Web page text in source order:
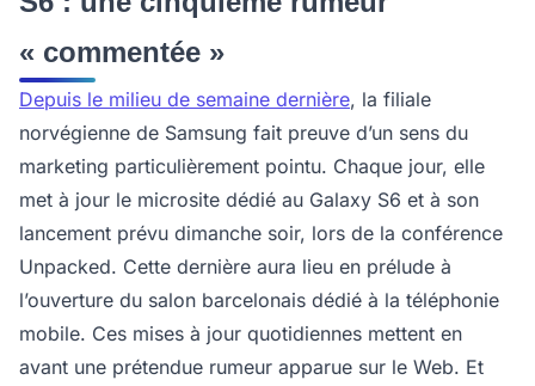
« commentée »
Depuis le milieu de semaine dernière, la filiale
norvégienne de Samsung fait preuve d’un sens du
marketing particulièrement pointu. Chaque jour, elle
met à jour le microsite dédié au Galaxy S6 et à son
lancement prévu dimanche soir, lors de la conférence
Unpacked. Cette dernière aura lieu en prélude à
l’ouverture du salon barcelonais dédié à la téléphonie
mobile. Ces mises à jour quotidiennes mettent en
avant une prétendue rumeur apparue sur le Web. Et